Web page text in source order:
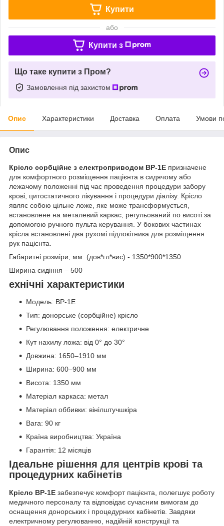
Купити
або
Купити з
Що таке купити з Пром?
Замовлення під захистом
Опис Характеристики Доставка Оплата Умови
Опис
Крісло сорбційне з електроприводом ВР-1Е призначене
для комфортного розміщення пацієнта в сидячому або
лежачому положенні під час проведення процедури забору
крові, цитостатичного лікування і процедури діалізу. Крісло
являє собою цільне ложе, яке може трансформується,
встановлене на металевий каркас, регульований по висоті за
допомогою ручного пульта керування. У бокових частинах
крісла встановлені два рухомі підлокітника для розміщення
рук пацієнта.
Габаритні розміри, мм: (дов*гл*вис) - 1350*900*1350
Ширина сидіння – 500
ехнічні характеристики
Модель: ВР-1Е
Тип: донорське (сорбційне) крісло
Регулювання положення: електричне
Кут нахилу ложа: від 0° до 30°
Довжина: 1650–1910 мм
Ширина: 600–900 мм
Висота: 1350 мм
Матеріал каркаса: метал
Матеріал оббивки: вінілштучшкіра
Вага: 90 кг
Країна виробництва: Україна
Гарантія: 12 місяців
Ідеальне рішення для центрів крові та
процедурних кабінетів
Крісло ВР-1Е забезпечує комфорт пацієнта, полегшує роботу
медичного персоналу та відповідає сучасним вимогам до
оснащення донорських і процедурних кабінетів. Завдяки
електричному регулюванню, надійній конструкції та